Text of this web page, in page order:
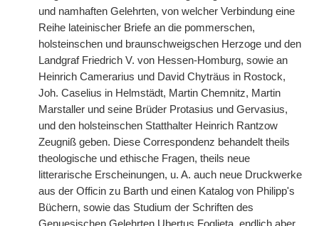
und namhaften Gelehrten, von welcher Verbindung eine
Reihe lateinischer Briefe an die pommerschen,
holsteinschen und braunschweigschen Herzoge und den
Landgraf Friedrich V. von Hessen-Homburg, sowie an
Heinrich Camerarius und David Chyträus in Rostock,
Joh. Caselius in Helmstädt, Martin Chemnitz, Martin
Marstaller und seine Brüder Protasius und Gervasius,
und den holsteinschen Statthalter Heinrich Rantzow
Zeugniß geben. Diese Correspondenz behandelt theils
theologische und ethische Fragen, theils neue
litterarische Erscheinungen, u. A. auch neue Druckwerke
aus der Officin zu Barth und einen Katalog von Philipp's
Büchern, sowie das Studium der Schriften des